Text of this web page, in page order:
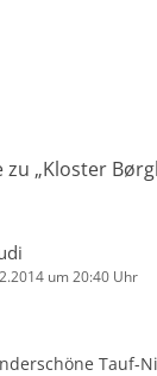
„Kloster
um 20:40 Uhr
Tauf-